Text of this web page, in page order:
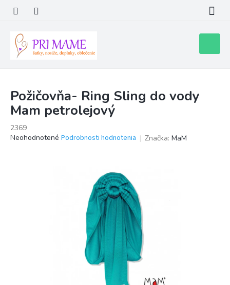
obsah
košík
Požičovňa- Ring Sling do vody
Mam petrolejový
2369
Priemerné
Neohodnotené Podrobnosti hodnotenia Značka: MaM